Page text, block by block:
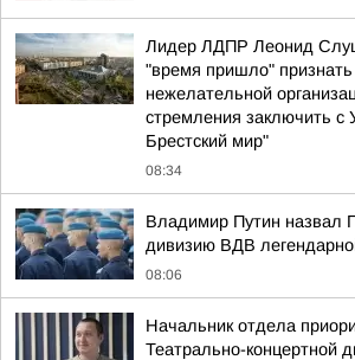
Лидер ЛДПР Леонид
"время пришло"
нежелательной
стремления заключить с
Брестский мир"
08:34
Владимир Путин назвал
дивизию ВДВ
08:06
Начальник отдела
Театрально-концертной